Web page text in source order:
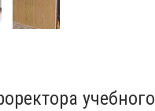
учебного